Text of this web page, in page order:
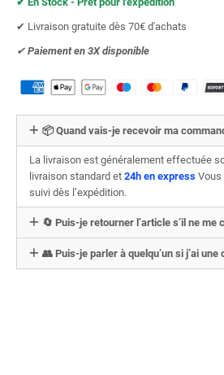
✔︎ Livraison gratuite dès 70€ d'achats
✔︎ Paiement en 3X disponible
📦 Quand vais-je recevoir ma
La livraison est généralement effectuée
livraison standard et 24h en express Vous
suivi dès l’expédition.
🔄 Puis-je retourner l’article s’il ne me
👥 Puis-je parler à quelqu’un si j’ai une